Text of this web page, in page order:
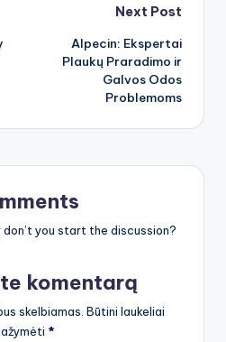
Next Post
Alpecin: Ekspertai
Plaukų Praradimo ir
Galvos Odos
Problemoms
you start the discussion?
komentarą
skelbiamas. Būtini laukeliai
*